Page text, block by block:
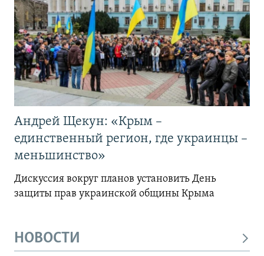
Андрей Щекун: «Крым –
единственный регион, где украинцы –
меньшинство»
Дискуссия вокруг планов установить День
защиты прав украинской общины Крыма
НОВОСТИ